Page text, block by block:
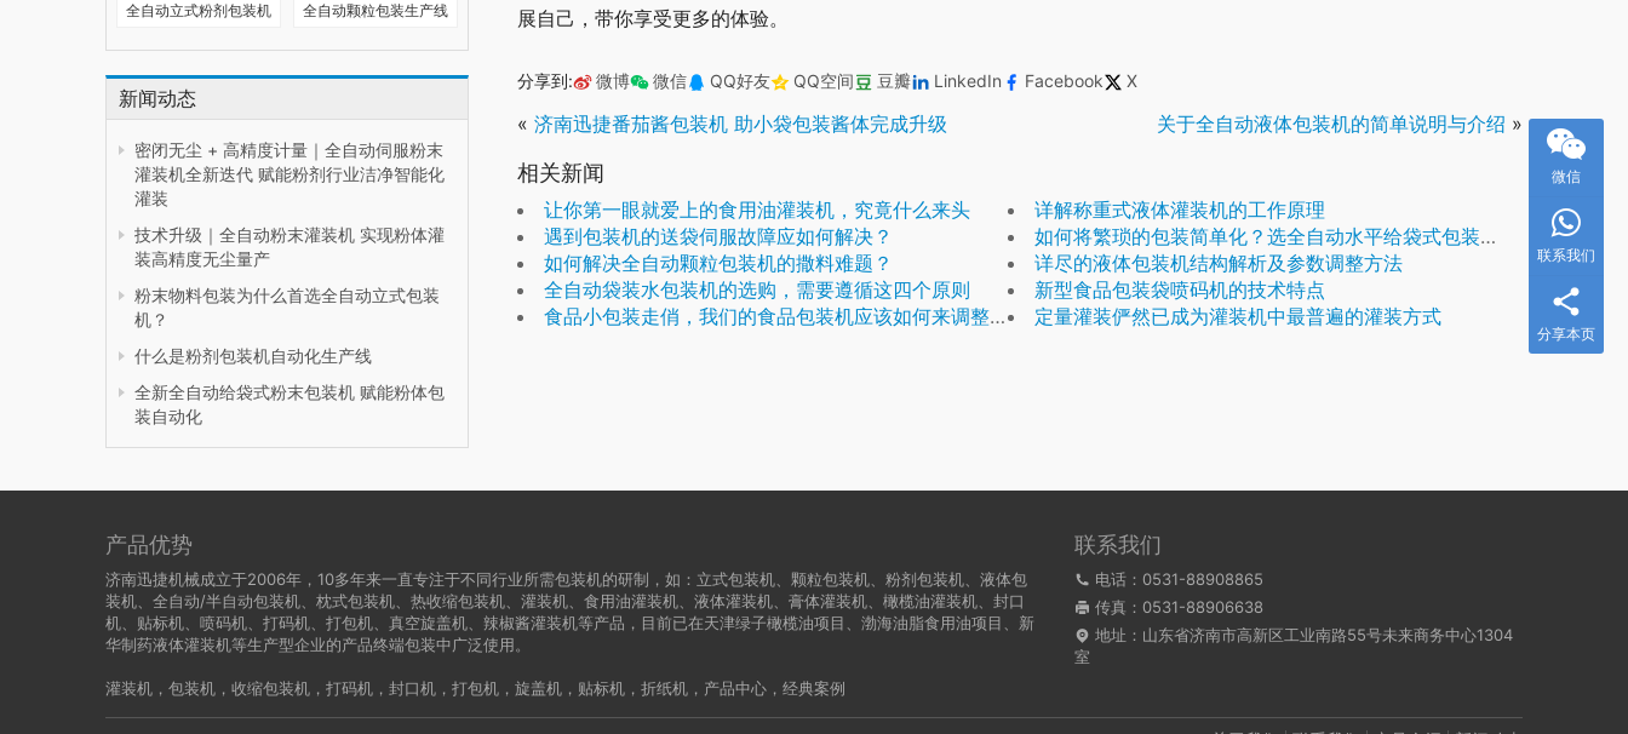
全自动立式粉剂包装机 全自动颗粒包装生产线
新闻动态
密闭无尘 + 高精度计量｜全自动伺服粉末
灌装机全新迭代 赋能粉剂行业洁净智能化
灌装
技术升级｜全自动粉末灌装机 实现粉体灌
装高精度无尘量产
粉末物料包装为什么首选全自动立式包装
机？
什么是粉剂包装机自动化生产线
全新全自动给袋式粉末包装机 赋能粉体包
装自动化
展自己，带你享受更多的体验。
分享到: 微博 微信 QQ好友 QQ空间 豆瓣 LinkedIn Facebook X
« 济南迅捷番茄酱包装机 助小袋包装酱体完成升级 关于全自动液体包装机的简单说明与介绍 »
相关新闻
让你第一眼就爱上的食用油灌装机，究竟什么来头
详解称重式液体灌装机的工作原理
遇到包装机的送袋伺服故障应如何解决？
如何将繁琐的包装简单化？选全自动水平给袋式包装机准没错
如何解决全自动颗粒包装机的撒料难题？
详尽的液体包装机结构解析及参数调整方法
全自动袋装水包装机的选购，需要遵循这四个原则
新型食品包装袋喷码机的技术特点
食品小包装走俏，我们的食品包装机应该如何来调整应对？
定量灌装俨然已成为灌装机中最普遍的灌装方式
产品优势
济南迅捷机械成立于2006年，10多年来一直专注于不同行业所需包装机的研制，如：立式包装机、颗粒包装机、粉剂包装机、液体包
装机、全自动/半自动包装机、枕式包装机、热收缩包装机、灌装机、食用油灌装机、液体灌装机、膏体灌装机、橄榄油灌装机、封口
机、贴标机、喷码机、打码机、打包机、真空旋盖机、辣椒酱灌装机等产品，目前已在天津绿子橄榄油项目、渤海油脂食用油项目、新
华制药液体灌装机等生产型企业的产品终端包装中广泛使用。
灌装机 ， 包装机 ， 收缩包装机 ， 打码机 ， 封口机 ， 打包机 ， 旋盖机 ， 贴标机 ， 折纸机 ， 产品中心 ， 经典案例
联系我们
电话：0531-88908865
传真：0531-88906638
地址：山东省济南市高新区工业南路55号未来商务中心1304
室
微信
联系我们
分享本页